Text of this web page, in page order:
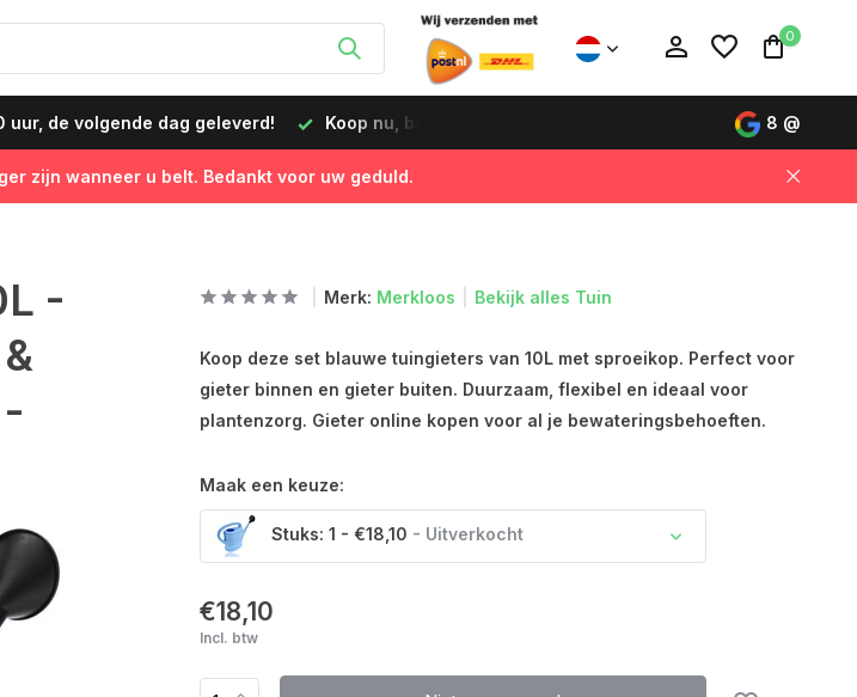
0
Snelle levering in Nederland & België Besteld op werkdagen vóór 12:00 uur, de volgende
8 @
zijn wanneer u belt. Bedankt voor uw geduld.
-
Merk: Merkloos Bekijk alles Tuin
Koop deze set blauwe tuingieters van 10L met sproeikop. Perfect voor
gieter binnen en gieter buiten. Duurzaam, flexibel en ideaal voor
plantenzorg. Gieter online kopen voor al je bewateringsbehoeften.
Maak een keuze:
Stuks: 1 - €18,10 - Uitverkocht
€18,10
Incl. btw